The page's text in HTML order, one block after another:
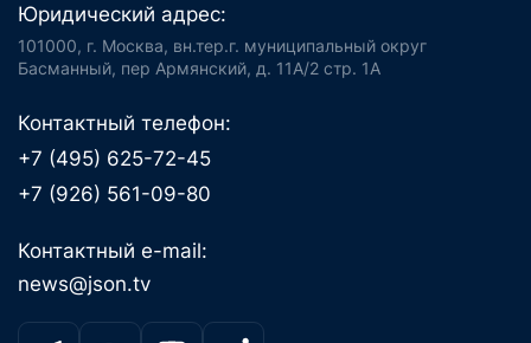
Юридический адрес:
101000, г. Москва, вн.тер.г. муниципальный округ
Басманный, пер Армянский, д. 11А/2 стр. 1А
Контактный телефон:
+7 (495) 625-72-45
+7 (926) 561-09-80
Контактный e-mail:
news@json.tv